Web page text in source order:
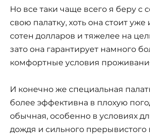
Но все таки чаще всего я беру с
свою палатку, хоть она стоит уже
сотен долларов и тяжелее на
зато она гарантирует намного
комфортные условия
И конечно же специальная
более эффективна в плохую
обычная, особенно в условиях
дождя и сильного прерывистого